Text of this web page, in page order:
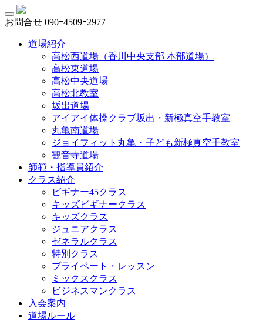
お問合せ 090ｰ4509ｰ2977
道場紹介
高松西道場（香川中央支部 本部道場）
高松東道場
高松中央道場
高松北教室
坂出道場
アイアイ体操クラブ坂出・新極真空手教室
丸亀南道場
ジョイフィット丸亀・子ども新極真空手教室
観音寺道場
師範・指導員紹介
クラス紹介
ビギナー45クラス
キッズビギナークラス
キッズクラス
ジュニアクラス
ゼネラルクラス
特別クラス
プライベート・レッスン
ミックスクラス
ビジネスマンクラス
入会案内
道場ルール